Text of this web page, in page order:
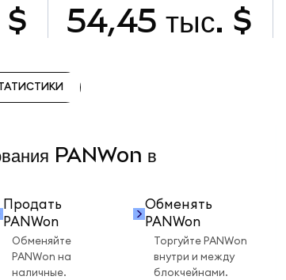
$ 54,45 тыс. $
PANWon в
Продать
PANWon
Обменяйте
PANWon на
наличные.
Обменять
PANWon
Торгуйте PANWon
внутри и между
блокчейнами.